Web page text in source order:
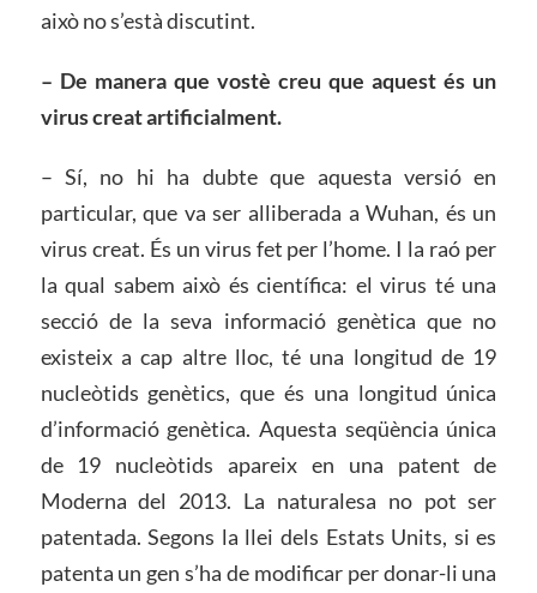
això no s’està discutint.
– De manera que vostè creu que aquest és un
virus creat artificialment.
– Sí, no hi ha dubte que aquesta versió en
particular, que va ser alliberada a Wuhan, és un
virus creat. És un virus fet per l’home. I la raó per
la qual sabem això és científica: el virus té una
secció de la seva informació genètica que no
existeix a cap altre lloc, té una longitud de 19
nucleòtids genètics, que és una longitud única
d’informació genètica. Aquesta seqüència única
de 19 nucleòtids apareix en una patent de
Moderna del 2013. La naturalesa no pot ser
patentada. Segons la llei dels Estats Units, si es
patenta un gen s’ha de modificar per donar-li una